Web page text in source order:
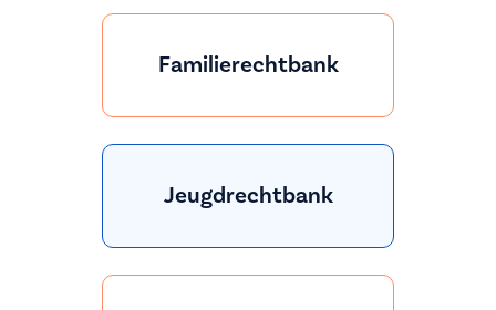
Familierechtbank
Jeugdrechtbank